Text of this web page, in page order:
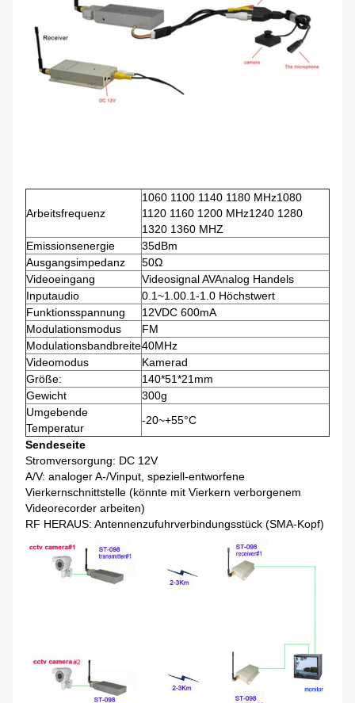
Arbeitsfrequenz
1060 1100 1140 1180 MHz1080
1120 1160 1200 MHz1240 1280
1320 1360 MHZ
Emissionsenergie
35dBm
Ausgangsimpedanz
50Ω
Videoeingang
Videosignal AVAnalog Handels
Inputaudio
0.1~1.00.1-1.0 Höchstwert
Funktionsspannung
12VDC 600mA
Modulationsmodus
FM
Modulationsbandbreite40MHz
Videomodus
Kamerad
Größe:
140*51*21mm
Gewicht
300g
Umgebende
Temperatur
-20~+55°C
Sendeseite
Stromversorgung: DC 12V
A/V: analoger A-/Vinput, speziell-entworfene
Vierkernschnittstelle (könnte mit Vierkern verborgenem
Videorecorder arbeiten)
RF HERAUS: Antennenzufuhrverbindungsstück (SMA-Kopf)